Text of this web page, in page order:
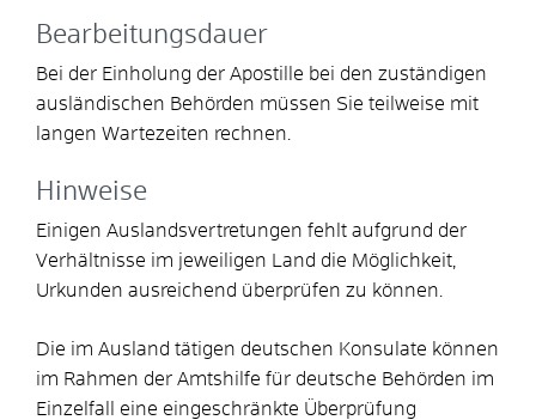
Bearbeitungsdauer
Bei der Einholung der Apostille bei den zuständigen
ausländischen Behörden müssen Sie teilweise mit
langen Wartezeiten rechnen.
Hinweise
Einigen Auslandsvertretungen fehlt aufgrund der
Verhältnisse im jeweiligen Land die Möglichkeit,
Urkunden ausreichend überprüfen zu können.
Die im Ausland tätigen deutschen Konsulate können
im Rahmen der Amtshilfe für deutsche Behörden im
Einzelfall eine eingeschränkte Überprüfung